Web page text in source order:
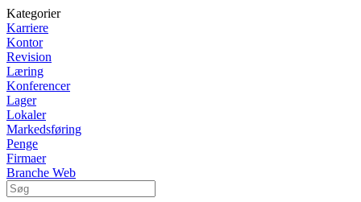
Kategorier
Karriere
Kontor
Revision
Læring
Konferencer
Lager
Lokaler
Markedsføring
Penge
Firmaer
Branche Web